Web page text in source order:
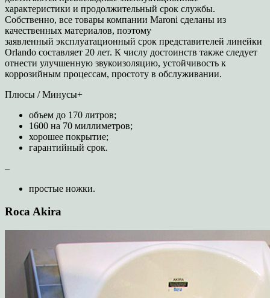
характеристики и продолжительный срок службы.
Собственно, все товары компании Maroni сделаны из
качественных материалов, поэтому
заявленный эксплуатационный срок представителей линейки
Orlando составляет 20 лет. К числу достоинств также следует
отнести улучшенную звукоизоляцию, устойчивость к
коррозийным процессам, простоту в обслуживании.
Плюсы / Минусы+
объем до 170 литров;
1600 на 70 миллиметров;
хорошее покрытие;
гарантийный срок.
–
простые ножки.
Roca Akira